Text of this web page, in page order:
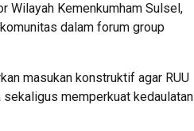
Wilayah Kemenkumham Sulsel,
dalam forum group
masukan konstruktif agar RUU
memperkuat kedaulatan